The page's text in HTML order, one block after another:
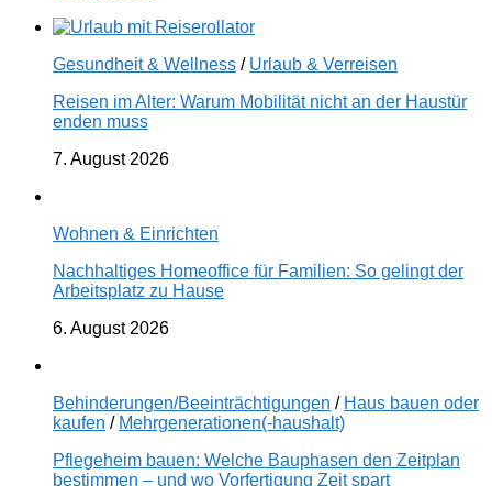
Gesundheit & Wellness / Urlaub & Verreisen
Reisen im Alter: Warum Mobilität nicht an der Haustür
enden muss
7. August 2026
Wohnen & Einrichten
Nachhaltiges Homeoffice für Familien: So gelingt der
Arbeitsplatz zu Hause
6. August 2026
Behinderungen/Beeinträchtigungen / Haus bauen oder
kaufen / Mehrgenerationen(-haushalt)
Pflegeheim bauen: Welche Bauphasen den Zeitplan
bestimmen – und wo Vorfertigung Zeit spart